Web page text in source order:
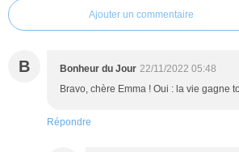
Ajouter un commentaire
B Bonheur du Jour 22/11/2022 05:48
Bravo, chère Emma ! Oui : la vie gagne
Répondre